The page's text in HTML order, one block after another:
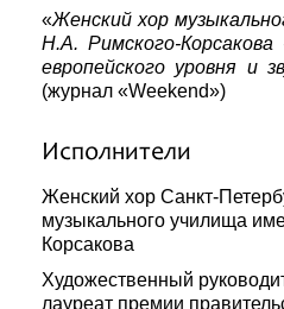
«Женский хор
Н.А. Римского-
европейского уровня и
(журнал «Weekend»)
Исполнители
Женский хор Санкт-
музыкального училища
Корсакова
Художественный
лауреат премии